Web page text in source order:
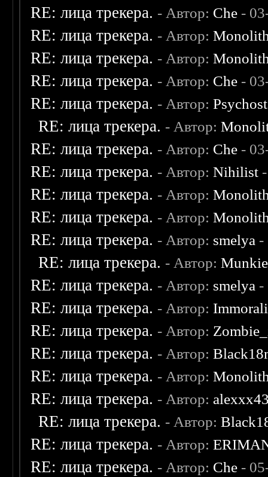
RE: лица трекера. - Автор: Che -
RE: лица трекера. - Автор:
RE: лица трекера. - Автор:
RE: лица трекера. - Автор: Che -
RE: лица трекера. - Автор:
RE: лица трекера. - Автор:
RE: лица трекера. - Автор: Che -
RE: лица трекера. - Автор:Nihilist
RE: лица трекера. - Автор:
RE: лица трекера. - Автор:
RE: лица трекера. - Автор: smelya -
RE: лица трекера. - Автор:Munkie
RE: лица трекера. - Автор: smelya -
RE: лица трекера. - Автор:
RE: лица трекера. - Автор:
RE: лица трекера. - Автор:
RE: лица трекера. - Автор:
RE: лица трекера. - Автор:
RE: лица трекера. - Автор:
RE: лица трекера. - Автор:
RE: лица трекера. - Автор: Che -